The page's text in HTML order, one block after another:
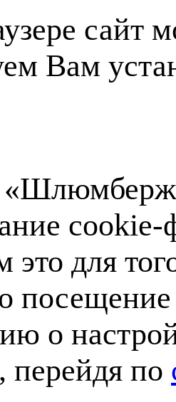
сайт
Вам
для
о
перейдя по